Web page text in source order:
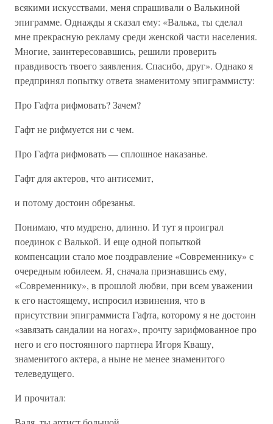
всякими искусствами, меня спрашивали о Валькиной
эпиграмме. Однажды я сказал ему: «Валька, ты сделал
мне прекрасную рекламу среди женской части населения.
Многие, заинтересовавшись, решили проверить
правдивость твоего заявления. Спасибо, друг». Однако я
предпринял попытку ответа знаменитому эпиграммисту:
Про Гафта рифмовать? Зачем?
Гафт не рифмуется ни с чем.
Про Гафта рифмовать — сплошное наказанье.
Гафт для актеров, что антисемит,
и потому достоин обрезанья.
Понимаю, что мудрено, длинно. И тут я проиграл
поединок с Валькой. И еще одной попыткой
компенсации стало мое поздравление «Современнику» с
очередным юбилеем. Я, сначала признавшись ему,
«Современнику», в прошлой любви, при всем уважении
к его настоящему, испросил извинения, что в
присутствии эпиграммиста Гафта, которому я не достоин
«завязать сандалии на ногах», прочту зарифмованное про
него и его постоянного партнера Игоря Квашу,
знаменитого актера, а ныне не менее знаменитого
телеведущего.
И прочитал: